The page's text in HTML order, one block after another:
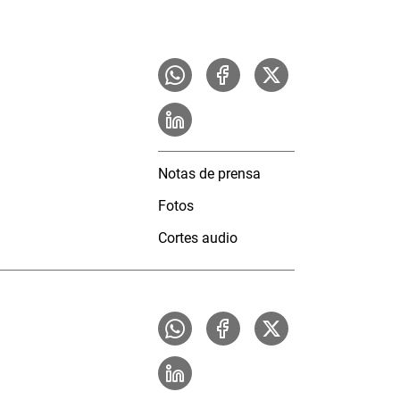
Notas de prensa
Fotos
Cortes audio